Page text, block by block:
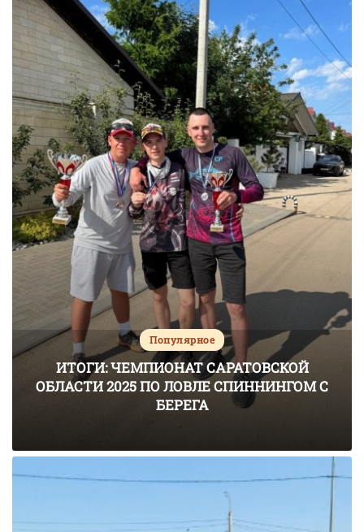
Популярное
ИТОГИ: ЧЕМПИОНАТ САРАТОВСКОЙ
ОБЛАСТИ 2025 ПО ЛОВЛЕ СПИННИНГОМ С
БЕРЕГА